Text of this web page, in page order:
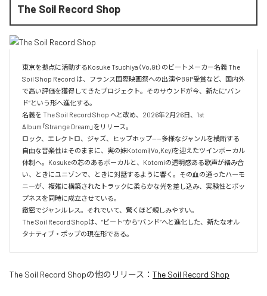
The Soil Record Shop
東京を拠点に活動するKosuke Tsuchiya（Vo,Gt）のビートメーカー名義 The
Soil Shop Record は、フランス国際映画祭への出演やBGP受賞など、国内外
で高い評価を獲得してきたプロジェクト。そのサウンドが今、新たに“バン
ド”という形へ進化する。
名義を The Soil Record Shop へと改め、2026年2月26日、1st
Album「Strange Dream」をリリース。
ロック、エレクトロ、ジャズ、ヒップホップ——多様なジャンルを横断する
自由な音楽性はそのままに、実の妹Kotomi(Vo,Key)を迎えたツインボーカル
体制へ。Kosukeの芯のあるボーカルと、Kotomiの透明感ある歌声が絡み合
い、ときにユニゾンで、ときに対話するように響く。その血の通ったハーモ
ニーが、複雑に構築されたトラックに柔らかな光を差し込み、実験性とポッ
プネスを同時に成立させている。
緻密でジャンルレス。それでいて、驚くほど親しみやすい。
The Soil Record Shopは、“ビート”から“バンド”へと進化した、新たなオル
タナティブ・ポップの現在形である。
The Soil Record Shopの他のリリース： The Soil Record Shop